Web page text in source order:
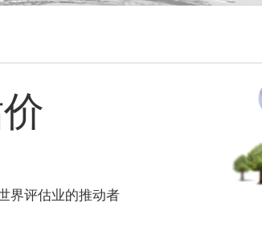
界评估业的推动者